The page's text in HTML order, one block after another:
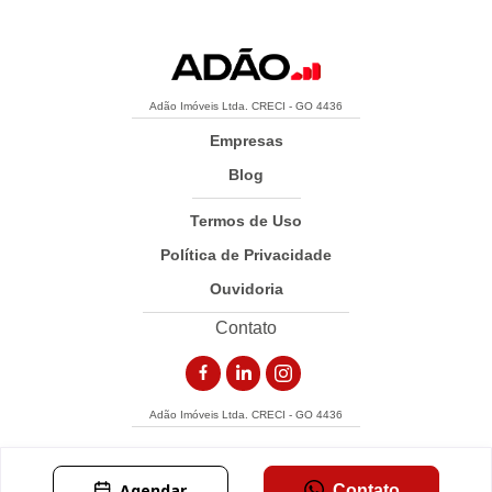
Adão Imóveis Ltda. CRECI - GO 4436
Empresas
Blog
Termos de Uso
Política de Privacidade
Ouvidoria
Contato
Adão Imóveis Ltda. CRECI - GO 4436